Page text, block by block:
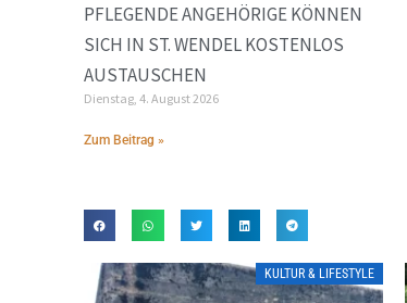
PFLEGENDE ANGEHÖRIGE KÖNNEN
SICH IN ST. WENDEL KOSTENLOS
AUSTAUSCHEN
Dienstag, 4. August 2026
Zum Beitrag »
KULTUR & LIFESTYLE